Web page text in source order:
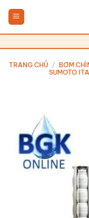
qua
nội
dung
TRANG CHỦ / BƠM
SUMOTO